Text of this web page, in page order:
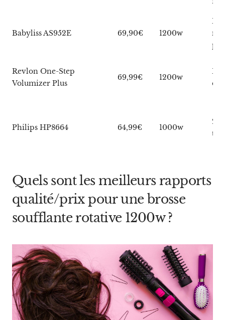
Babyliss AS952E 69,90€ 1200w
Revlon One-Step
Volumizer Plus
69,99€ 1200w
Philips HP8664 64,99€ 1000w
2
Quels sont les meilleurs rapports
qualité/prix pour une brosse
soufflante rotative 1200w ?